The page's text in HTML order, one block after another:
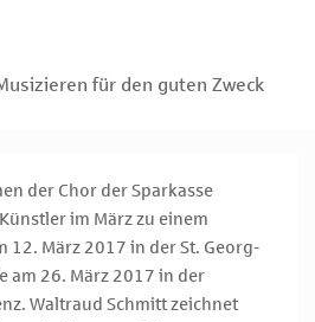
für den guten Zweck
der Chor der Sparkasse
im März zu einem
12. März 2017 in der St. Georg-
am 26. März 2017 in der
Waltraud Schmitt zeichnet